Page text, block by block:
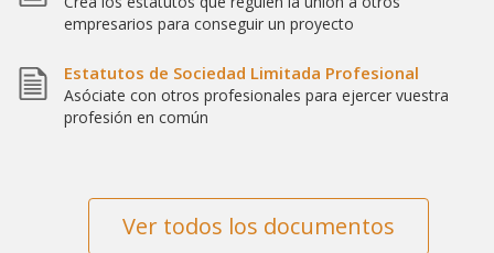
empresarios para conseguir un proyecto
Estatutos de Sociedad Limitada Profesional
Asóciate con otros profesionales para ejercer vuestra
profesión en común
Ver todos los documentos